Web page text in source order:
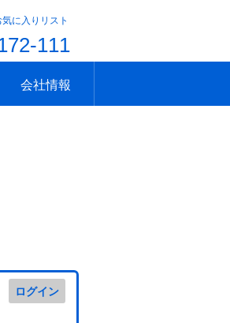
気に入りリスト
111
会社情報
ログイン